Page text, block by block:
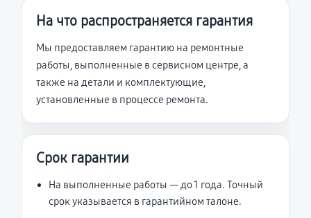
На что распространяется гарантия
Мы предоставляем гарантию на ремонтные
работы, выполненные в сервисном центре, а
также на детали и комплектующие,
установленные в процессе ремонта.
Срок гарантии
На выполненные работы — до 1 года. Точный
срок указывается в гарантийном талоне.